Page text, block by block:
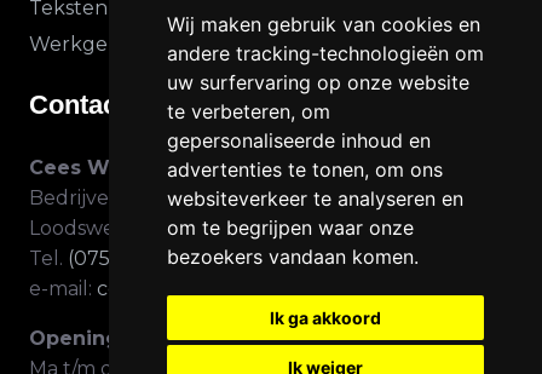
Wij maken gebruik van cookies en
andere tracking-technologieën om
uw surfervaring op onze website
te verbeteren, om
gepersonaliseerde inhoud en
advertenties te tonen, om ons
websiteverkeer te analyseren en
om te begrijpen waar onze
bezoekers vandaan komen.
Ik ga akkoord
Ik weiger
Teksten Grafsteen
Werkgebied
Contact gegevens
Cees Woud Natuursteen
Bedrijventerrein Molletjesveer
Loodsweg 9 – 1525 RH Westknollendam
Tel. (075) 640 34 74
e-mail: ceeswoud@online.nl
Openingstijden winkel
Ma t/m do: 10.00 – 17.00